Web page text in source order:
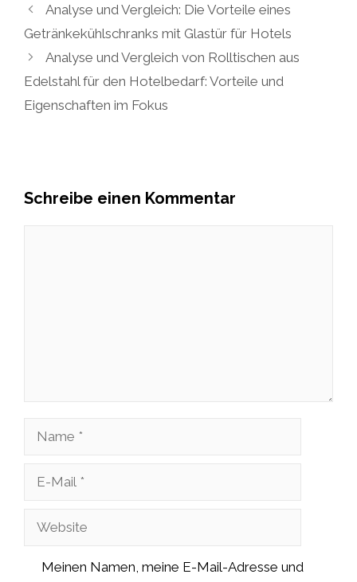
Analyse und Vergleich: Die Vorteile eines
Getränkekühlschranks mit Glastür für Hotels
Analyse und Vergleich von Rolltischen aus
Edelstahl für den Hotelbedarf: Vorteile und
Eigenschaften im Fokus
Schreibe einen Kommentar
Name
Website
Meinen Namen, meine E-Mail-Adresse und